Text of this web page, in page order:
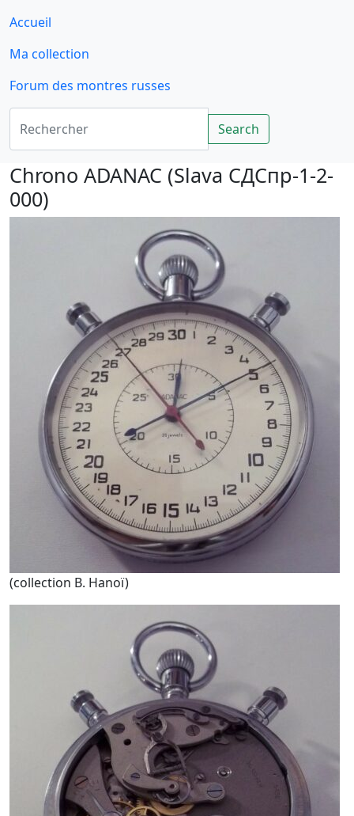
Accueil
Ma collection
Forum des montres russes
Rechercher
Search
Chrono ADANAC (Slava СДСпр-1-2-
000)
(collection B. Hanoï)